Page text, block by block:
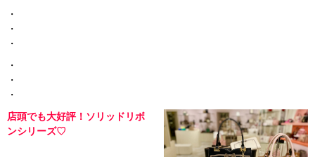
・
・
・
・
・
・
店頭でも大好評！ソリッドリボ
ンシリーズ♡